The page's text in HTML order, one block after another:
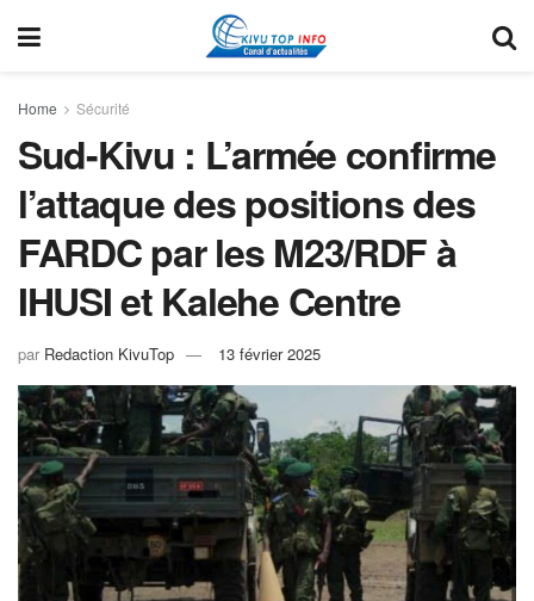
Home Sécurité
Sud-Kivu : L’armée confirme
l’attaque des positions des
FARDC par les M23/RDF à
IHUSI et Kalehe Centre
par Redaction KivuTop 13 février 2025